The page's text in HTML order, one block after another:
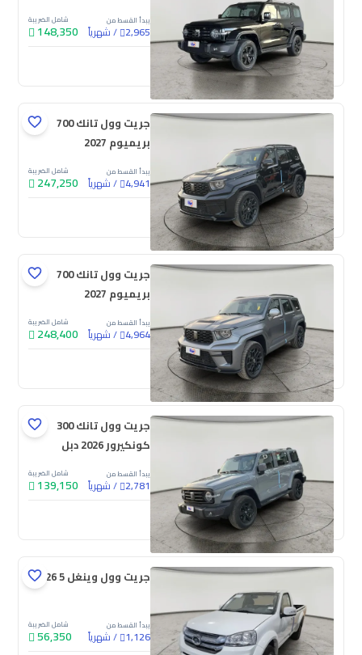
يبدأ القسط من
2,965
/شهرياً
شامل الضريبة
148,350
جديدة
جريت وول تانك 700
بريميوم 2027
يبدأ القسط من
4,941
/شهرياً
شامل الضريبة
247,250
جديدة
جريت وول تانك 700
بريميوم 2027
يبدأ القسط من
4,964
/شهرياً
شامل الضريبة
248,400
جديدة
جريت وول تانك 300
كونكيرور 2026 دبل
يبدأ القسط من
2,781
/شهرياً
شامل الضريبة
139,150
جديدة
جريت وول وينغل 5 2026
يبدأ القسط من
1,126
/شهرياً
شامل الضريبة
56,350